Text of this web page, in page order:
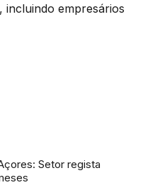
incluindo empresários
Setor regista